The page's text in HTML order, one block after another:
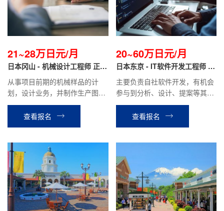
21~28万日元/月
日本冈山 - 机械设计工程师 正社
从事项目前期的机械样品的计
划，设计业务，并制作生产图
纸，机械组装等业务
查看报名
20~60万日元/月
日本东京 - IT软件开发工程师 正
社员
主要负责自社软件开发，有机会
参与到分析、设计、提案等其他
相关工作。月薪20万日元~70万
日元（根据个人技术经验）
查看报名